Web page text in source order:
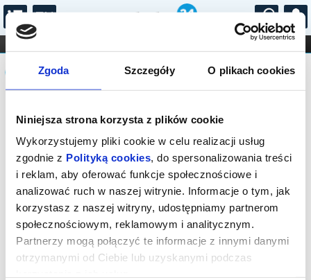
Zgoda Szczegóły O plikach cookies
Niniejsza strona korzysta z plików cookie
Wykorzystujemy pliki cookie w celu realizacji usług
zgodnie z Polityką cookies, do spersonalizowania treści
i reklam, aby oferować funkcje społecznościowe i
analizować ruch w naszej witrynie. Informacje o tym, jak
korzystasz z naszej witryny, udostępniamy partnerom
społecznościowym, reklamowym i analitycznym.
Partnerzy mogą połączyć te informacje z innymi danymi
otrzymanymi od Ciebie lub uzyskanymi podczas
...
FILHARMONIA OPERA I BALET
STAND-UP
DLA DZIECI
Komunikat
Sprzedaż on-line została zakończona,
sprawdź dostępność biletów w kasie.